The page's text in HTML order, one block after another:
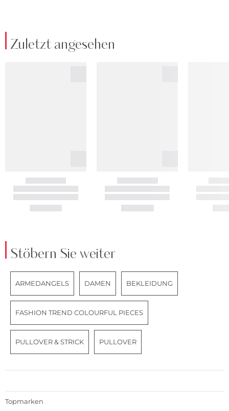
Zuletzt angesehen
Stöbern Sie weiter
ARMEDANGELS DAMEN BEKLEIDUNG
FASHION TREND COLOURFUL PIECES
PULLOVER & STRICK PULLOVER
Topmarken